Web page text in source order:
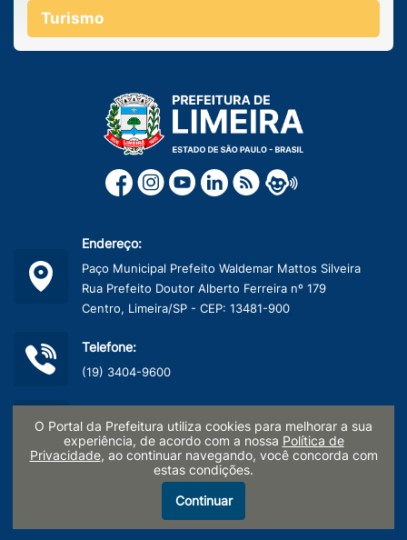
Turismo
Endereço:
Paço Municipal Prefeito Waldemar Mattos Silveira
Rua Prefeito Doutor Alberto Ferreira nº 179
Centro, Limeira/SP - CEP: 13481-900
Telefone:
(19) 3404-9600
45.132.495/0001-40
Termo de Uso e Políticas de Privacidade
LGPD - Pesquisa de Satisfação
O Portal da Prefeitura utiliza cookies para melhorar a sua
experiência, de acordo com a nossa Política de
Privacidade, ao continuar navegando, você concorda com
estas condições.
Continuar